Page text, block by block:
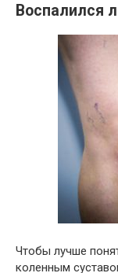
Воспалился
Чтобы лучше
коленным